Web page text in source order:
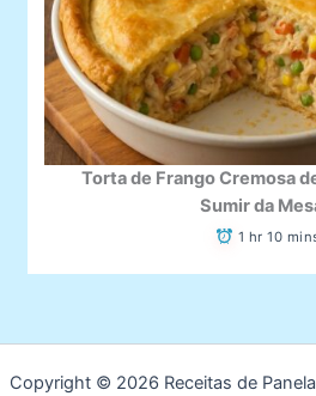
Torta de Frango Cremosa
Sumir da
1 hr 10
Copyright © 2026 Receitas de